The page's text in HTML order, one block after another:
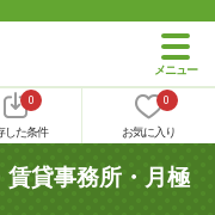
0
した条件
0
お気に入り
貸事務所・月極